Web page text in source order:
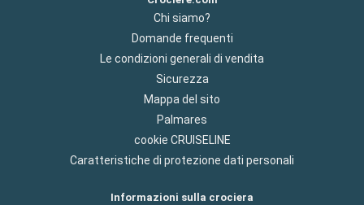
Chi siamo?
Domande frequenti
Le condizioni generali di vendita
Sicurezza
Mappa del sito
Palmares
cookie CRUISELINE
Caratteristiche di protezione dati personali
Informazioni sulla crociera